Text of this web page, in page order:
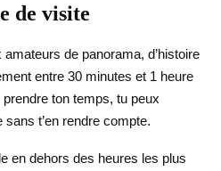
de visite
de panorama, d’histoire
entre 30 minutes et 1 heure
ton temps, tu peux
t’en rendre compte.
en dehors des heures les plus